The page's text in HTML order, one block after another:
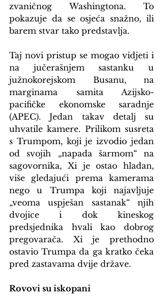
zvaničnog Washingtona. To
pokazuje da se osjeća snažno, ili
barem stvar tako predstavlja.
Taj novi pristup se mogao vidjeti i
na jučerašnjem sastanku u
južnokorejskom Busanu, na
marginama samita Azijsko-
pacifičke ekonomske saradnje
(APEC). Jedan takav detalj su
uhvatile kamere. Prilikom susreta
s Trumpom, koji je izvodio jedan
od svojih „napada šarmom“ na
sagovornika, Xi je ostao hladan,
više gledajući prema kamerama
nego u Trumpa koji najavljuje
„veoma uspješan sastanak“ njih
dvojice i dok kineskog
predsjednika hvali kao dobrog
pregovarača. Xi je prethodno
ostavio Trumpa da ga kratko čeka
pred zastavama dvije države.
Rovovi su iskopani